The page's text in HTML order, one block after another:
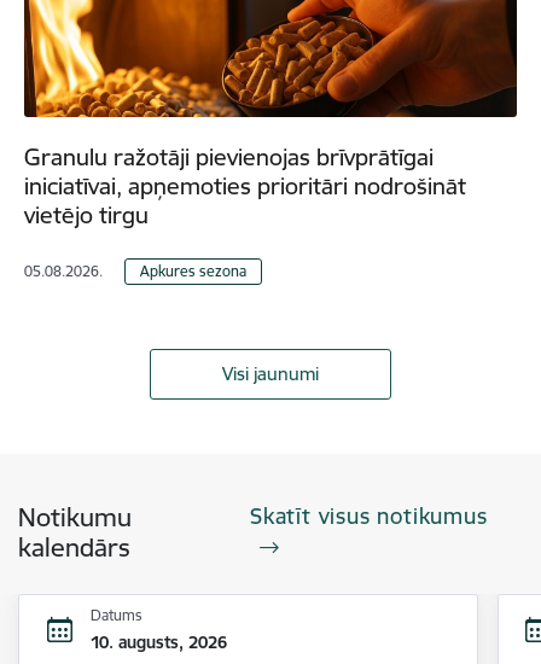
Granulu ražotāji pievienojas brīvprātīgai
iniciatīvai, apņemoties prioritāri nodrošināt
vietējo tirgu
05.08.2026. Apkures sezona
Visi jaunumi
Notikumu
kalendārs
Skatīt visus notikumus
Datums
10. augusts, 2026